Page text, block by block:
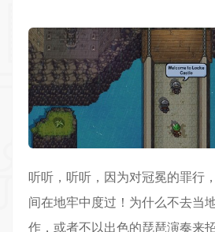
听听，听听，因为对冠冕的罪行
间在地牢中度过！为什么不去当
作，或者不以出色的琵琶演奏来